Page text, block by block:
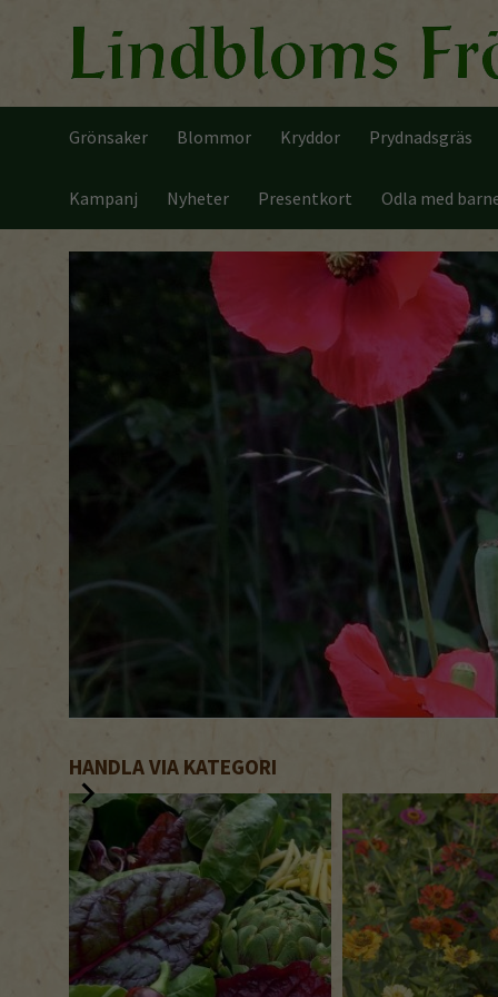
Grönsaker Blommor Kryddor Prydnadsgräs
Kampanj Nyheter Presentkort Odla med
HANDLA VIA KATEGORI